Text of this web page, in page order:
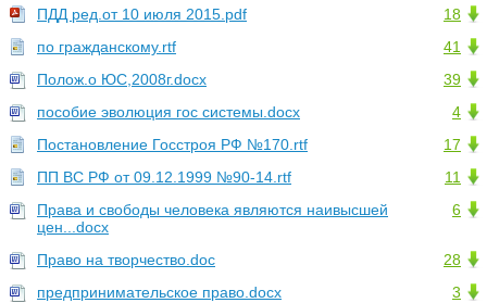
18
ПДД ред.от 10 июля 2015.pdf
41
по гражданскому.rtf
39
Полож.о ЮС,2008г.docx
4
пособие эволюция гос системы.docx
17
Постановление Госстроя РФ №170.rtf
11
ПП ВС РФ от 09.12.1999 №90-14.rtf
6
Права и свободы человека являются наивысшей
цен...docx
28
Право на творчество.doc
3
предпринимательское право.docx